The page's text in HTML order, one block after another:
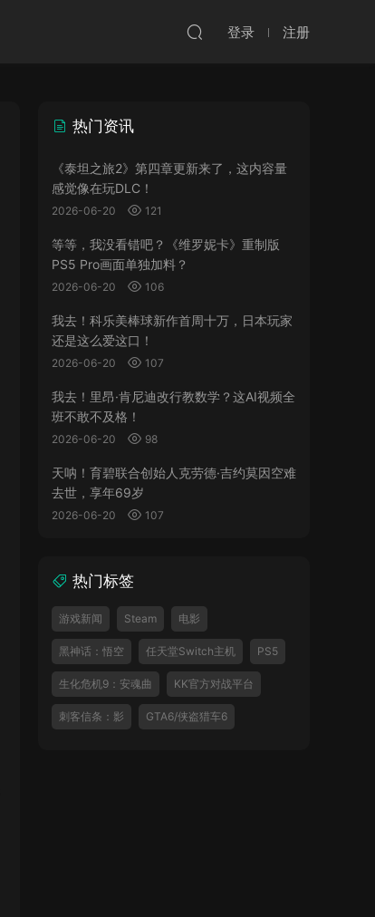
登录 注册
热门资讯
《泰坦之旅2》第四章更新来了，这内容量
感觉像在玩DLC！
2026-06-20 121
等等，我没看错吧？《维罗妮卡》重制版
PS5 Pro画面单独加料？
2026-06-20 106
我去！科乐美棒球新作首周十万，日本玩家
还是这么爱这口！
2026-06-20 107
我去！里昂·肯尼迪改行教数学？这AI视频全
班不敢不及格！
2026-06-20 98
天呐！育碧联合创始人克劳德·吉约莫因空难
去世，享年69岁
2026-06-20 107
热门标签
游戏新闻 Steam 电影
黑神话：悟空 任天堂Switch主机 PS5
生化危机9：安魂曲 KK官方对战平台
刺客信条：影 GTA6/侠盗猎车6